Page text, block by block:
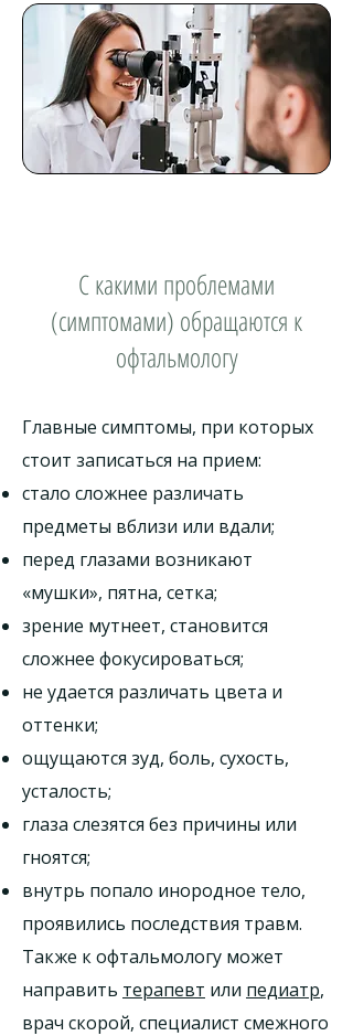
С какими проблемами
(симптомами) обращаются к
офтальмологу
Главные симптомы, при которых
стоит записаться на прием:
стало сложнее различать
предметы вблизи или вдали;
перед глазами возникают
«мушки», пятна, сетка;
зрение мутнеет, становится
сложнее фокусироваться;
не удается различать цвета и
оттенки;
ощущаются зуд, боль, сухость,
усталость;
глаза слезятся без причины или
гноятся;
внутрь попало инородное тело,
проявились последствия травм.
Также к офтальмологу может
направить терапевт или педиатр,
врач скорой, специалист смежного